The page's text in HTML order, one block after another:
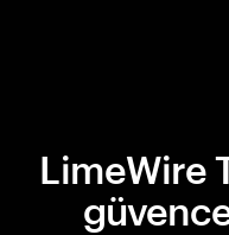
LimeWire
güvence